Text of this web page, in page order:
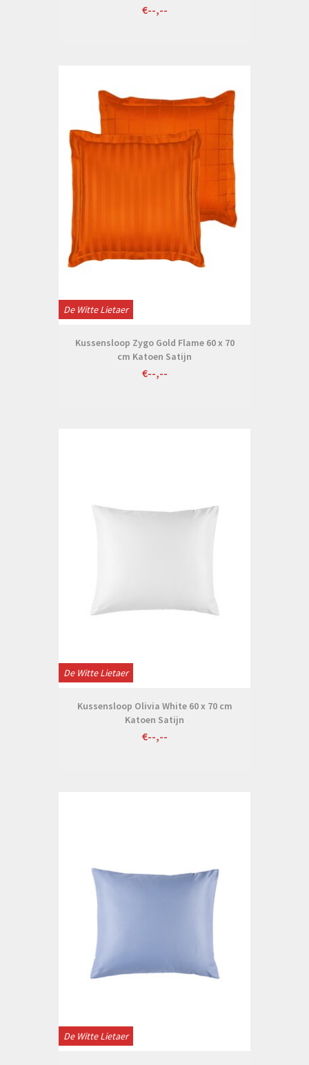
€--,--
De Witte Lietaer
Kussensloop Zygo Gold Flame 60 x 70
cm Katoen Satijn
€--,--
De Witte Lietaer
Kussensloop Olivia White 60 x 70 cm
Katoen Satijn
€--,--
De Witte Lietaer